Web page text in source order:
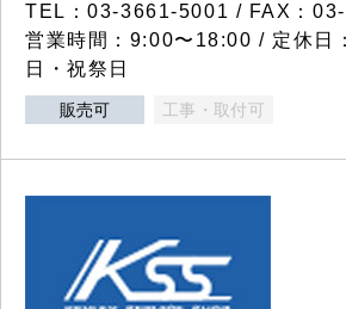
TEL：03-3661-5001 / FAX：
営業時間：9:00〜18:00 / 定休日
日・祝祭日
販売可 工事・取付可